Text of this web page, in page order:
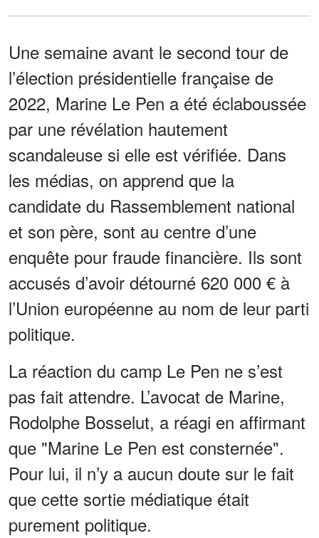
Une semaine avant le second tour de
l’élection présidentielle française de
2022, Marine Le Pen a été éclaboussée
par une révélation hautement
scandaleuse si elle est vérifiée. Dans
les médias, on apprend que la
candidate du Rassemblement national
et son père, sont au centre d’une
enquête pour fraude financière. Ils sont
accusés d’avoir détourné 620 000 € à
l’Union européenne au nom de leur parti
politique.
La réaction du camp Le Pen ne s’est
pas fait attendre. L’avocat de Marine,
Rodolphe Bosselut, a réagi en affirmant
que "Marine Le Pen est consternée".
Pour lui, il n’y a aucun doute sur le fait
que cette sortie médiatique était
purement politique.